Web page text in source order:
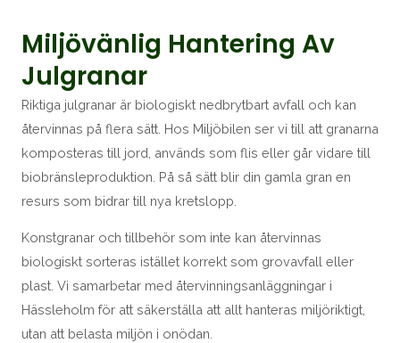
Miljövänlig Hantering Av
Julgranar
Riktiga julgranar är biologiskt nedbrytbart avfall och kan
återvinnas på flera sätt. Hos Miljöbilen ser vi till att granarna
komposteras till jord, används som flis eller går vidare till
biobränsleproduktion. På så sätt blir din gamla gran en
resurs som bidrar till nya kretslopp.
Konstgranar och tillbehör som inte kan återvinnas
biologiskt sorteras istället korrekt som grovavfall eller
plast. Vi samarbetar med återvinningsanläggningar i
Hässleholm för att säkerställa att allt hanteras miljöriktigt,
utan att belasta miljön i onödan.